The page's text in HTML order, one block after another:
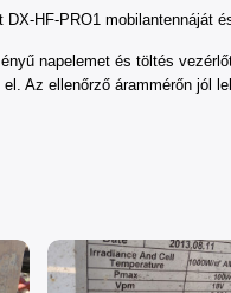
HF-PRO1 mobilantennáját
napelemet és töltés
Az ellenőrző árammérőn jól